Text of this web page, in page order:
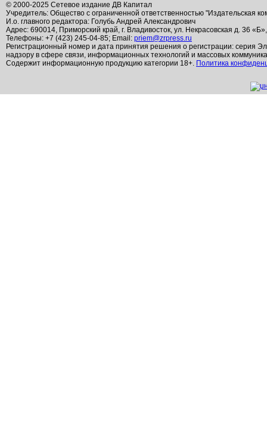
© 2000-2025 Сетевое издание ДВ Капитал
Учредитель: Общество с ограниченной ответственностью "Издательская
И.о. главного редактора: Голубь Андрей Александрович
Адрес: 690014, Приморский край, г. Владивосток, ул. Некрасовская д. 36
Телефоны: +7 (423) 245-04-85; Email: priem@zrpress.ru
Регистрационный номер и дата принятия решения о регистрации: серия
надзору в сфере связи, информационных технологий и массовых
Содержит информационную продукцию категории 18+. Политика